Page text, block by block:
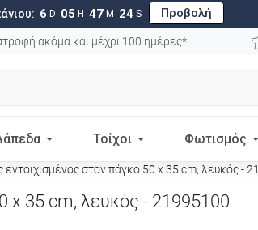
6 D 05 H 47 M 23 S Προβολή
ακόμα και μέχρι 100 ημέρες*
Τοίχοι Φωτισμός
εντοιχισμένος στον πάγκο 50 x 35 cm, λευκός -
x 35 cm, λευκός - 21995100